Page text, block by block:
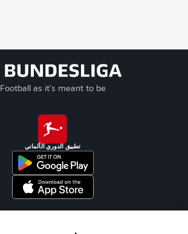
Football as it's meant to be
تطبيق الدوري الألماني